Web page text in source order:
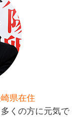
県在住
くの方に元気で